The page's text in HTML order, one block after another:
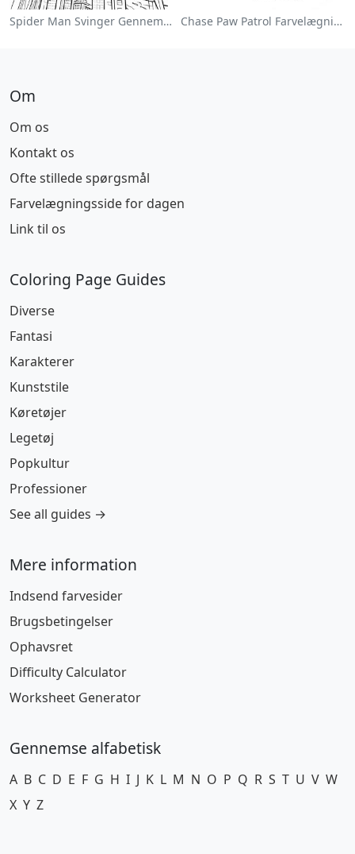
Spider Man Svinger Gennem Byen Farvelægningsside Chase Paw Patrol Farvelægningsside
Om
Om os
Kontakt os
Ofte stillede spørgsmål
Farvelægningsside for dagen
Link til os
Coloring Page Guides
Diverse
Fantasi
Karakterer
Kunststile
Køretøjer
Legetøj
Popkultur
Professioner
See all guides →
Mere information
Indsend farvesider
Brugsbetingelser
Ophavsret
Difficulty Calculator
Worksheet Generator
Gennemse alfabetisk
A B C D E F G H I J K L M N O P Q R S T U V W
X Y Z